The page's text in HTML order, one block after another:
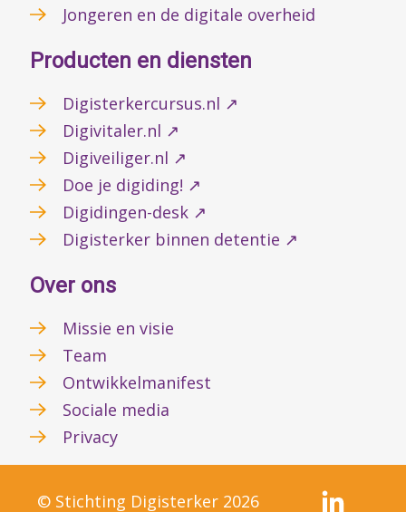
Jongeren en de digitale overheid
Producten en diensten
Digisterkercursus.nl ↗
Digivitaler.nl ↗
Digiveiliger.nl ↗
Doe je digiding! ↗
Digidingen-desk ↗
Digisterker binnen detentie ↗
Over ons
Missie en visie
Team
Ontwikkelmanifest
Sociale media
Privacy
© Stichting Digisterker 2026